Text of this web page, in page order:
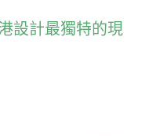
設計最獨特的現